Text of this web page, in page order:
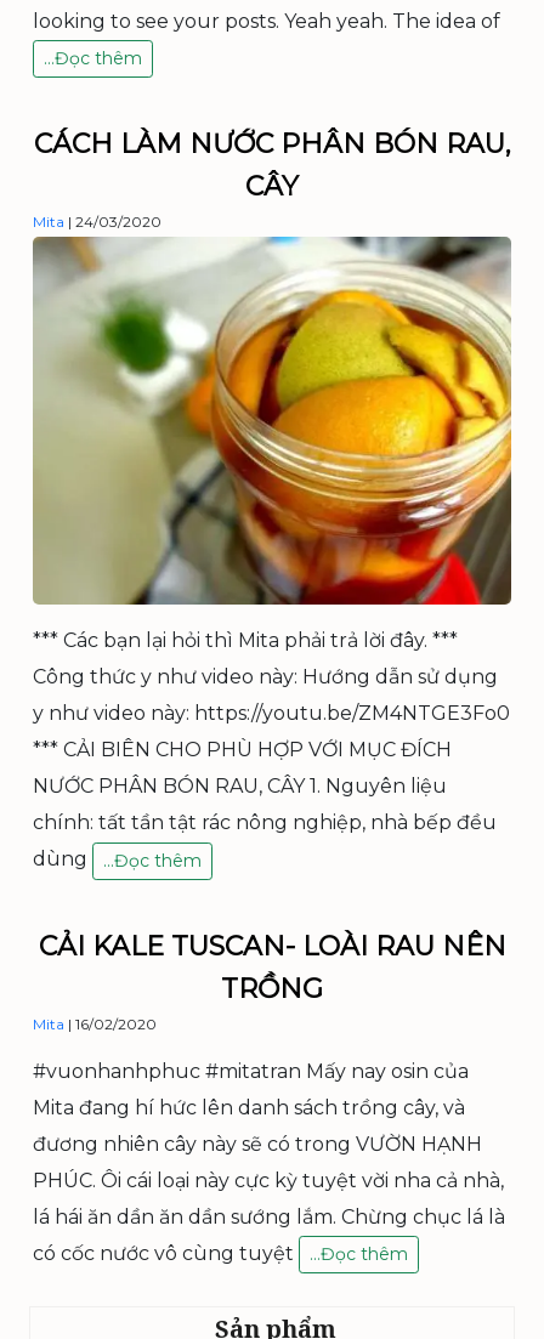
T
R
K
H
N
G
T
H
Ể
G
H
È
O
looking to see your posts. Yeah yeah. The idea of
…L
o
e
G
d
e
n
n
h
ê
u
ở
C
C
U
Đọc thêm
CÁCH LÀM NƯỚC PHÂN BÓN RAU,
CÂY
Mita | 24/03/2020
*** Các bạn lại hỏi thì Mita phải trả lời đây. ***
Công thức y như video này: Hướng dẫn sử dụng
y như video này: https://youtu.be/ZM4NTGE3Fo0
*** CẢI BIÊN CHO PHÙ HỢP VỚI MỤC ĐÍCH
NƯỚC PHÂN BÓN RAU, CÂY 1. Nguyên liệu
chính: tất tần tật rác nông nghiệp, nhà bếp đều
dùng
…C
Á
H
L
N
Ư
C
P
Â
N
Ó
Đọc thêm
CẢI KALE TUSCAN- LOÀI RAU NÊN
TRỒNG
Mita | 16/02/2020
#vuonhanhphuc #mitatran Mấy nay osin của
Mita đang hí hức lên danh sách trồng cây, và
đương nhiên cây này sẽ có trong VƯỜN HẠNH
PHÚC. Ôi cái loại này cực kỳ tuyệt vời nha cả nhà,
lá hái ăn dần ăn dần sướng lắm. Chừng chục lá là
có cốc nước vô cùng tuyệt
…C
ả
k
Đọc thêm
Sản phẩm